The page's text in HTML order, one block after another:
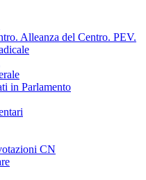
Alleanza del Centro. PEV.
in Parlamento
CN